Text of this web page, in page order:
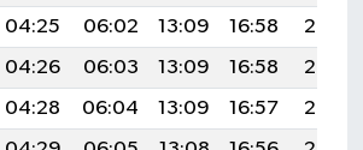
04:25 06:02 13:09 16:58
20:06
04:26 06:03 13:09 16:58
20:05
04:28 06:04 13:09 16:57
20:03